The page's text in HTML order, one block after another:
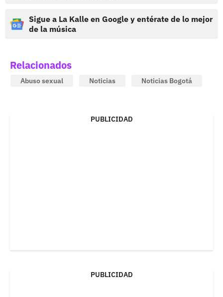
Sigue a La Kalle en Google y entérate de lo mejor
de la música
Relacionados
Abuso sexual Noticias Noticias Bogotá
PUBLICIDAD
PUBLICIDAD